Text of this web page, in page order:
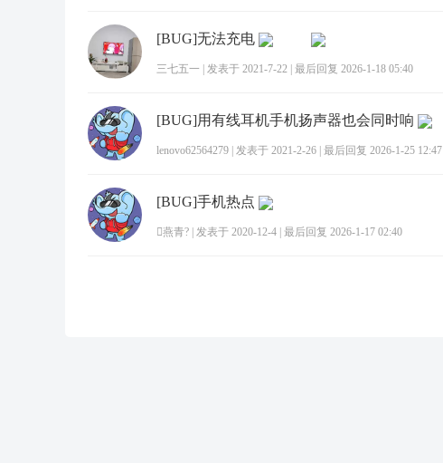
[BUG]无法充电
三七五一 发表于 2021-7-22 最后回复 2026-1-18 05:40
[BUG]用有线耳机手机扬声器也会同时响
lenovo62564279 发表于 2021-2-26 最后回复 2026-1-25 12:47
[BUG]手机热点
燕青? 发表于 2020-12-4 最后回复 2026-1-17 02:40